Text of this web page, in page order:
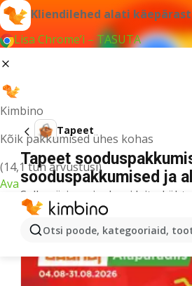
Kliendilehed alati käepärast
Lisa Chrome’i – TASUTA
Kimbino
Kõik pakkumised ühes kohas
(14,1 tuh arvustusi)
Ava
Otsi poode, kategooriaid,
Tapeet
Tapeet
sooduspakkumised ja
Selle päringu jaoks ei leitud
Veel kliendilehti